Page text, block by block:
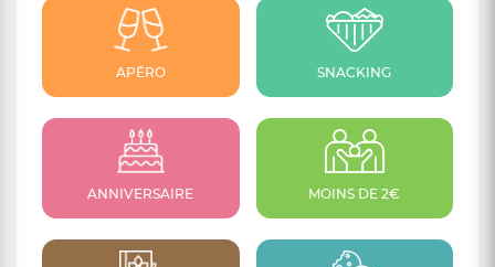
APÉRO SNACKING
ANNIVERSAIRE MOINS DE 2€